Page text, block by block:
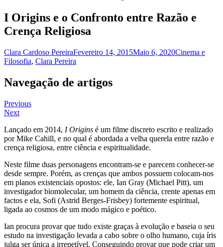
I Origins e o Confronto entre Razão e
Crença Religiosa
Clara Cardoso PereiraFevereiro 14, 2015Maio 6, 2020Cinema e
Filosofia, Clara Pereira
Navegação de artigos
Previous
Next
Lançado em 2014, I Origins é um filme discreto escrito e realizado
por Mike Cahill, e no qual é abordada a velha querela entre razão e
crença religiosa, entre ciência e espiritualidade.
Neste filme duas personagens encontram-se e parecem conhecer-se
desde sempre. Porém, as crenças que ambos possuem colocam-nos
em planos existenciais opostos: ele, Ian Gray (Michael Pitt), um
investigador biomolecular, um homem da ciência, crente apenas em
factos e ela, Sofi (Astrid Berges-Frisbey) fortemente espiritual,
ligada ao cosmos de um modo mágico e poético.
Ian procura provar que tudo existe graças à evolução e baseia o seu
estudo na investigação levada a cabo sobre o olho humano, cuja íris
julga ser única a irrepetível. Conseguindo provar que pode criar um